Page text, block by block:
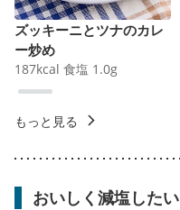
ズッキーニとツナのカレ
ー炒め
187kcal 食塩 1.0g
もっと見る
おいしく減塩したい